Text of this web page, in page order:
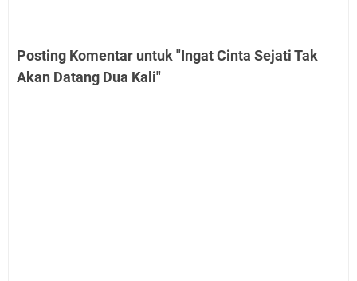
Posting Komentar untuk "Ingat Cinta Sejati Tak
Akan Datang Dua Kali"